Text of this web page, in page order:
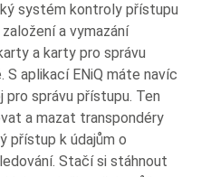
systém kontroly přístupu
a vymazání
a karty pro správu
S aplikací ENiQ máte navíc
správu přístupu. Ten
a mazat transpondéry
přístup k údajům o
Stačí si stáhnout